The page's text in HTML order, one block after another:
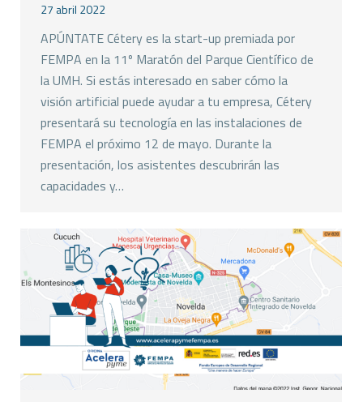
27 abril 2022
APÚNTATE Cétery es la start-up premiada por
FEMPA en la 11º Maratón del Parque Científico de
la UMH. Si estás interesado en saber cómo la
visión artificial puede ayudar a tu empresa, Cétery
presentará su tecnología en las instalaciones de
FEMPA el próximo 12 de mayo. Durante la
presentación, los asistentes descubrirán las
capacidades y…